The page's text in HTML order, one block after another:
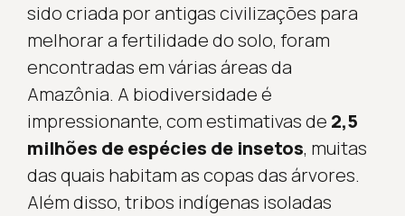
sido criada por antigas civilizações para
melhorar a fertilidade do solo, foram
encontradas em várias áreas da
Amazônia. A biodiversidade é
impressionante, com estimativas de 2,5
milhões de espécies de insetos, muitas
das quais habitam as copas das árvores.
Além disso, tribos indígenas isoladas